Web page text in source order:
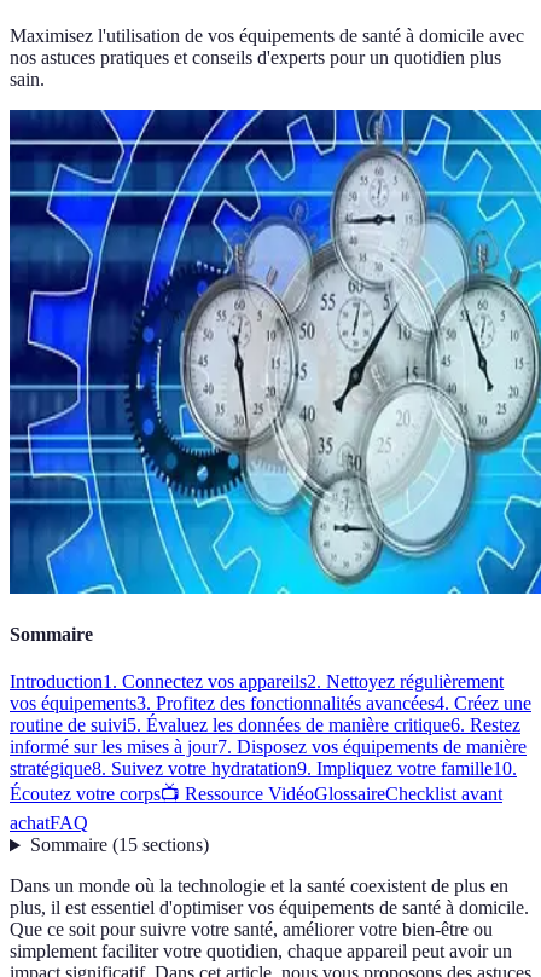
Maximisez l'utilisation de vos équipements de santé à domicile avec
nos astuces pratiques et conseils d'experts pour un quotidien plus
sain.
Sommaire
Introduction1. Connectez vos appareils2. Nettoyez régulièrement
vos équipements3. Profitez des fonctionnalités avancées4. Créez une
routine de suivi5. Évaluez les données de manière critique6. Restez
informé sur les mises à jour7. Disposez vos équipements de manière
stratégique8. Suivez votre hydratation9. Impliquez votre famille10.
Écoutez votre corps📺 Ressource VidéoGlossaireChecklist avant
achatFAQ
Sommaire(15 sections)
Dans un monde où la technologie et la santé coexistent de plus en
plus, il est essentiel d'optimiser vos équipements de santé à domicile.
Que ce soit pour suivre votre santé, améliorer votre bien-être ou
simplement faciliter votre quotidien, chaque appareil peut avoir un